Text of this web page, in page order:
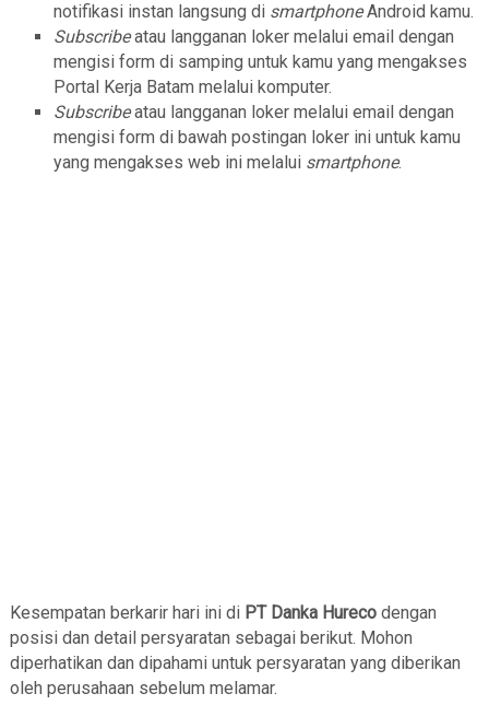
notifikasi instan langsung di smartphoneAndroid kamu.
Subscribeatau langganan loker melalui email dengan
mengisi form di samping untuk kamu yang mengakses
Portal Kerja Batam melalui komputer.
Subscribeatau langganan loker melalui email dengan
mengisi form di bawah postingan loker ini untuk kamu
yang mengakses web ini melalui smartphone.
Kesempatan berkarir hari ini di PT Danka Hurecodengan
posisi dan detail persyaratan sebagai berikut. Mohon
diperhatikan dan dipahami untuk persyaratan yang diberikan
oleh perusahaan sebelum melamar.